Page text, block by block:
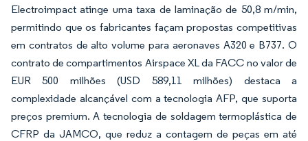
Electroimpact atinge uma taxa de laminação de 50,8 m/min,
permitindo que os fabricantes façam propostas competitivas
em contratos de alto volume para aeronaves A320 e B737. O
contrato de compartimentos Airspace XL da FACC no valor de
EUR 500 milhões (USD 589,11 milhões) destaca a
complexidade alcançável com a tecnologia AFP, que suporta
preços premium. A tecnologia de soldagem termoplástica de
CFRP da JAMCO, que reduz a contagem de peças em até